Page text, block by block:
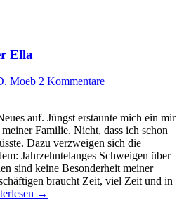
Ella
Moeb 2 Kommentare
auf. Jüngst erstaunte mich ein mir
Familie. Nicht, dass ich schon
Dazu verzweigen sich die
Jahrzehntelanges Schweigen über
sind keine Besonderheit meiner
braucht Zeit, viel Zeit und in
→